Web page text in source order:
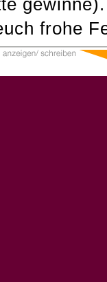
frohe